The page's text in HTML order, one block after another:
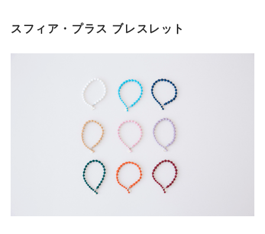
スフィア・プラス ブレスレット